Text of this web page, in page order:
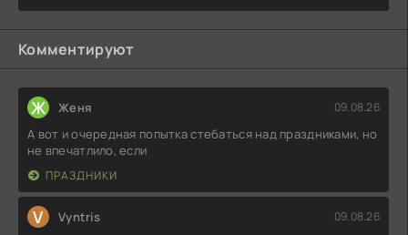
Комментируют
Ж Женя 09.08.26
А вот и очередная попытка стебаться над праздниками, но
не впечатлило, если
ПРАЗДНИКИ
V Vyntris 09.08.26